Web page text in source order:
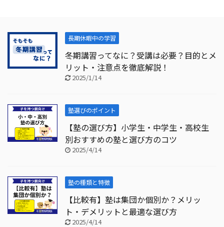
長期休暇中の学習
冬期講習ってなに？受講は必要？目的とメ
リット・注意点を徹底解説！
2025/1/14
塾選びのポイント
【塾の選び方】小学生・中学生・高校生
別おすすめの塾と選び方のコツ
2025/4/14
塾の種類と特徴
【比較有】塾は集団か個別か？メリッ
ト・デメリットと最適な選び方
2025/4/14